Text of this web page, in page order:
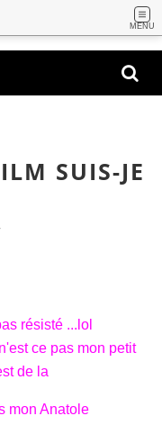
MENU
SUIS-JE
résisté ...lol
ce pas mon petit
de la
mon Anatole